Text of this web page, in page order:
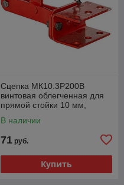
Сцепка МК10.3Р200В
винтовая облегченная для
прямой стойки 10 мм,
В наличии
71 руб.
Купить